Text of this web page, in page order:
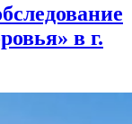
в г.